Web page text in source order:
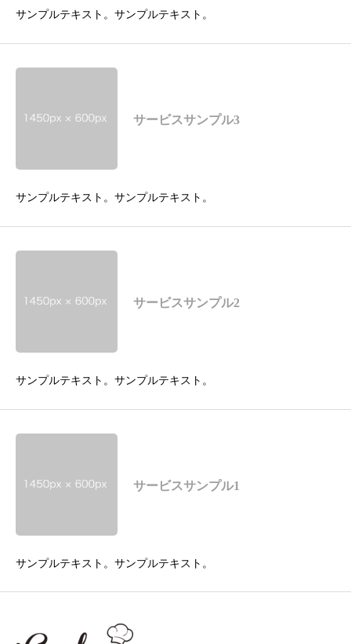
サンプルテキスト。サンプルテキスト。
サービスサンプル3
サンプルテキスト。サンプルテキスト。
サービスサンプル2
サンプルテキスト。サンプルテキスト。
サービスサンプル1
サンプルテキスト。サンプルテキスト。